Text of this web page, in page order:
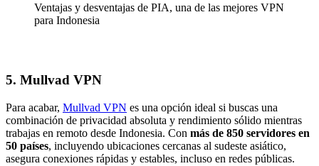
Ventajas y desventajas de PIA, una de las mejores VPN
para Indonesia
5. Mullvad VPN
Para acabar, Mullvad VPN es una opción ideal si buscas una
combinación de privacidad absoluta y rendimiento sólido mientras
trabajas en remoto desde Indonesia. Con más de 850 servidores en
50 países, incluyendo ubicaciones cercanas al sudeste asiático,
asegura conexiones rápidas y estables, incluso en redes públicas.